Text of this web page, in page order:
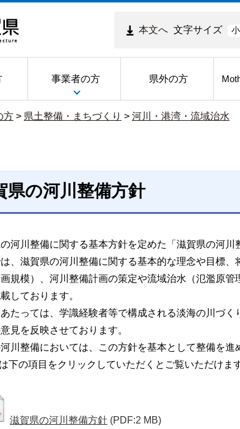
本文へ 文字サイズ 小
事業者の方 県外の方
方 > 県土整備・まちづくり > 河川・港湾・流域治水
県の河川整備方針
河川整備に関する基本方針を定めた「滋賀県の河川
、滋賀県の河川整備に関する基本的な理念や目標
規模）、河川整備計画の策定や流域治水（氾濫原
しております。
たっては、学識経験者等で構成される淡海の川づ
見を反映させております。
川整備においては、この方針を基本として整備を進
下の項目をクリックしていただくとご覧いただけます
滋賀県の河川整備方針 (PDF:2 MB)